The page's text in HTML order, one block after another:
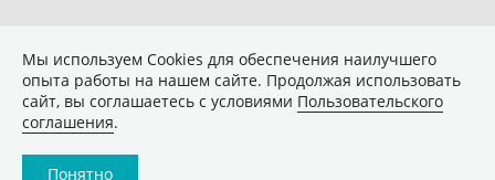
Мы используем Сookies для обеспечения наилучшего
опыта работы на нашем сайте. Продолжая использовать
сайт, вы соглашаетесь с условиями Пользовательского
соглашения.
Понятно